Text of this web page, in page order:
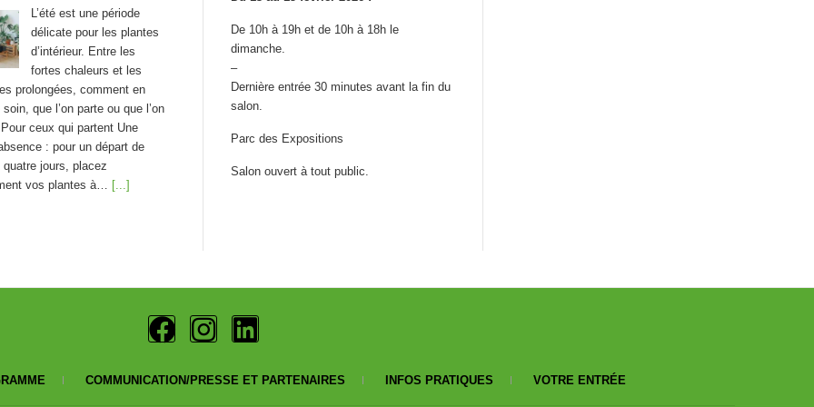
L’été est une période
délicate pour les plantes
d’intérieur. Entre les
fortes chaleurs et les
prolongées, comment en
soin, que l’on parte ou que l’on
ceux qui partent Une
: pour un départ de
quatre jours, placez
vos plantes à… [...]
repenser sa routine bien-
être de A à Z, c’est aussi
périodiques. Confort,
De 10h à 19h et de 10h à 18h le
dimanche.
–
Dernière entrée 30 minutes avant la fin du
salon.
Parc des Expositions
Salon ouvert à tout public.
COMMUNICATION/PRESSE ET PARTENAIRES INFOS PRATIQUES VOTRE ENTRÉE